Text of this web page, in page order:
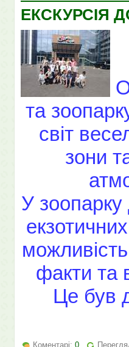
ЕКСКУРСІЯ
та
світ
зони
У зоопарку
факти та
Це був
Коментарі: 0